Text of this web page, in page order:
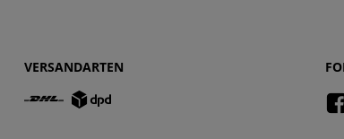
VERSANDARTEN